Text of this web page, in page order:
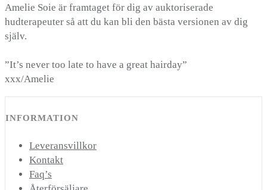
Amelie Soie är framtaget för dig av auktoriserade
hudterapeuter så att du kan bli den bästa versionen av dig
själv.
”It’s never too late to have a great hairday”
xxx/Amelie
INFORMATION
Leveransvillkor
Kontakt
Faq’s